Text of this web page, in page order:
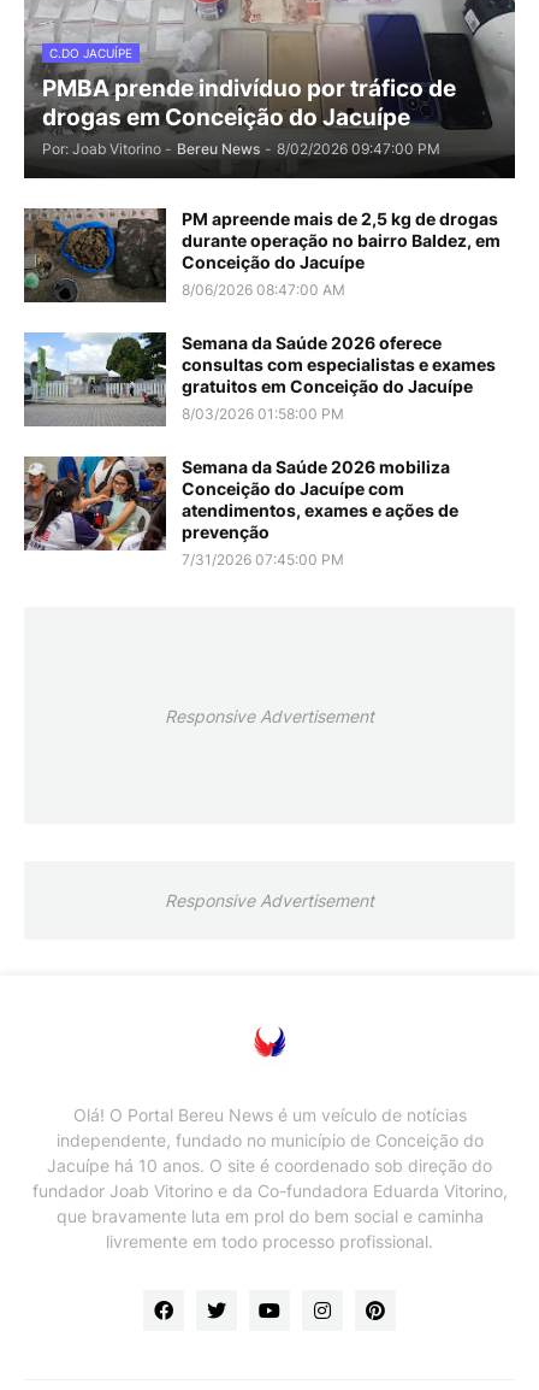
C.DO JACUÍPE
PMBA prende indivíduo por tráfico de
drogas em Conceição do Jacuípe
Por: Joab Vitorino - Bereu News - 8/02/2026 09:47:00 PM
PM apreende mais de 2,5 kg de drogas
durante operação no bairro Baldez, em
Conceição do Jacuípe
8/06/2026 08:47:00 AM
Semana da Saúde 2026 oferece
consultas com especialistas e exames
gratuitos em Conceição do Jacuípe
8/03/2026 01:58:00 PM
Semana da Saúde 2026 mobiliza
Conceição do Jacuípe com
atendimentos, exames e ações de
prevenção
7/31/2026 07:45:00 PM
Responsive Advertisement
Responsive Advertisement
Olá! O Portal Bereu News é um veículo de notícias
independente, fundado no município de Conceição do
Jacuípe há 10 anos. O site é coordenado sob direção do
fundador Joab Vitorino e da Co-fundadora Eduarda Vitorino,
que bravamente luta em prol do bem social e caminha
livremente em todo processo profissional.